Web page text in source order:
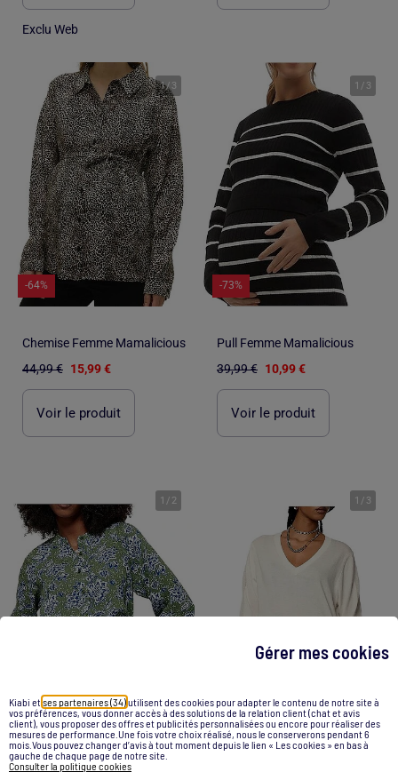
Gérer mes cookies
Kiabi etses partenaires (34)utilisent des cookies pour adapter le contenu de notre site à
vos préférences, vous donner accès à des solutions de la relation client (chat et avis
client), vous proposer des offres et publicités personnalisées ou encore pour réaliser des
mesures de performance.Une fois votre choix réalisé, nous le conserverons pendant 6
mois.Vous pouvez changer d’avis à tout moment depuis le lien « Les cookies » en bas à
gauche de chaque page de notre site.
Consulter la politique cookies
Exclu Web
1/ 3
-64%
Chemise Femme Mamalicious
44,99 € 15,99 €
Voir le produit
1 / 3
-73%
Pull Femme Mamalicious
39,99 € 10,99 €
Voir le produit
1 / 2
-40%
1 / 3
-49%